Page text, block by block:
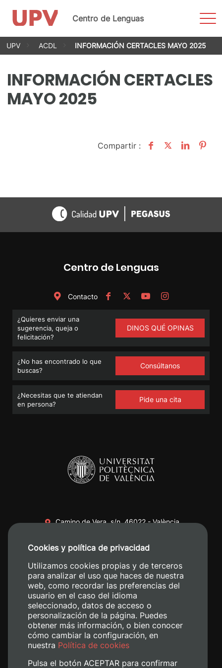
Saltar
Centro de Lenguas
UPV ACDL INFORMACIÓN CERTACLES MAYO 2025
INFORMACIÓN CERTACLES
MAYO 2025
Compartir :
Centro de Lenguas
Contacto
¿Quieres enviar una
sugerencia, queja o
felicitación?
DINOS QUÉ OPINAS
¿No has encontrado lo que
buscas?
Consúltanos
¿Necesitas que te atiendan
en persona?
Pide una cita
Camino de Vera, s/n. 46022 - València
+34 620 04 00 50
Cookies y política de privacidad
Utilizamos cookies propias y de terceros
para analizar el uso que haces de nuestra
web, como recordar las preferencias del
usuario en el caso del idioma
seleccionado, datos de acceso o
personalización de la página. Puedes
obtener más información, o bien conocer
cómo cambiar la configuración, en
nuestra Política de cookies
Pulsa el botón ACEPTAR para confirmar